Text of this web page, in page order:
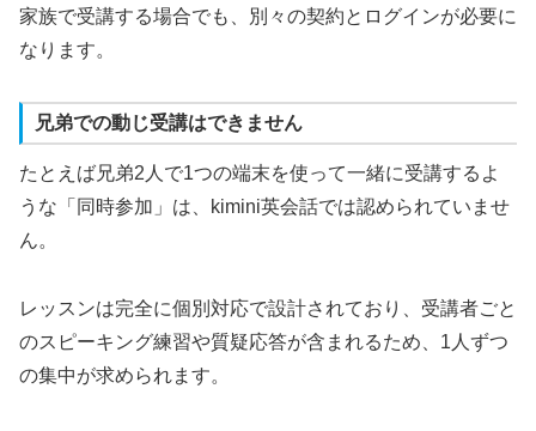
家族で受講する場合でも、別々の契約とログインが必要に
なります。
兄弟での動じ受講はできません
たとえば兄弟2人で1つの端末を使って一緒に受講するよ
うな「同時参加」は、kimini英会話では認められていませ
ん。
レッスンは完全に個別対応で設計されており、受講者ごと
のスピーキング練習や質疑応答が含まれるため、1人ずつ
の集中が求められます。